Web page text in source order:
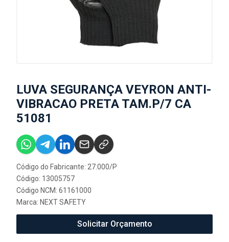
LUVA SEGURANÇA VEYRON ANTI-
VIBRACAO PRETA TAM.P/7 CA
51081
Código do Fabricante: 27.000/P
Código: 13005757
Código NCM: 61161000
Marca: NEXT SAFETY
Solicitar Orçamento